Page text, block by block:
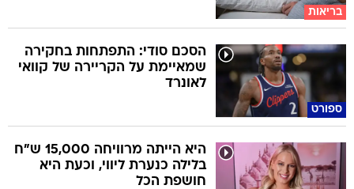
בריאות
ספורט
הסכם סודי: התפתחות בחקירה
שמאיימת על הקריירה של קוואי
לאונרד
היא הייתה מרוויחה 15,000 ש"ח
בלילה כנערת ליווי, וכעת היא
חושפת הכל